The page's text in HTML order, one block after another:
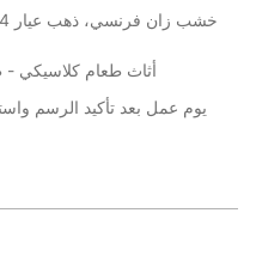
أثاث طعام كلاسيكي -
38 يوم عمل بعد تأكيد الرسم واستلام 40%